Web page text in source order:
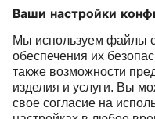
Представительства
Авторское право